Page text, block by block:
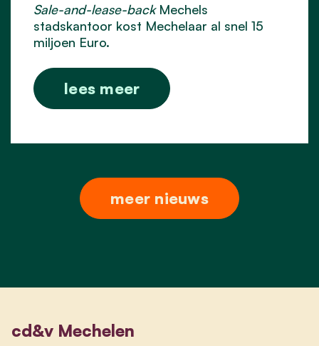
Sale-and-lease-backMechels
stadskantoor kost Mechelaar al snel 15
miljoen Euro.
lees meer
meer nieuws
cd&v Mechelen